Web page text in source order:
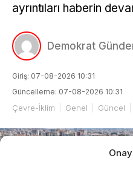
ayrıntıları haberin
Demokrat
Giriş: 07-08-2026 10:31
Güncelleme: 07-08-2026 10:31
Çevre-İklim Genel Güncel